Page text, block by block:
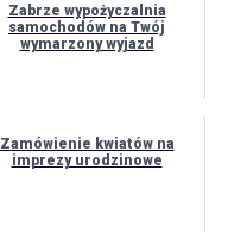
Zabrze wypożyczalnia
samochodów na Twój
wymarzony wyjazd
Zamówienie kwiatów na
imprezy urodzinowe